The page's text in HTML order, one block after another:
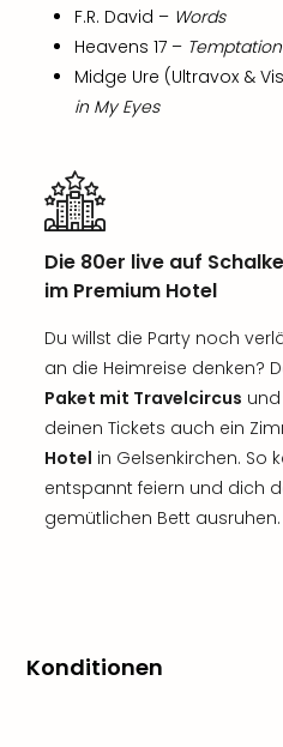
F.R. David – Words
Heavens 17 – Temptation
Midge Ure (Ultravox &
in My Eyes
Die 80er live auf
im Premium Hotel
Du willst die Party noch
an die Heimreise denken?
Paket mit Travelcircus
deinen Tickets auch ein
Hotel in Gelsenkirchen. So
entspannt feiern und dich
gemütlichen Bett ausruhen.
Konditionen